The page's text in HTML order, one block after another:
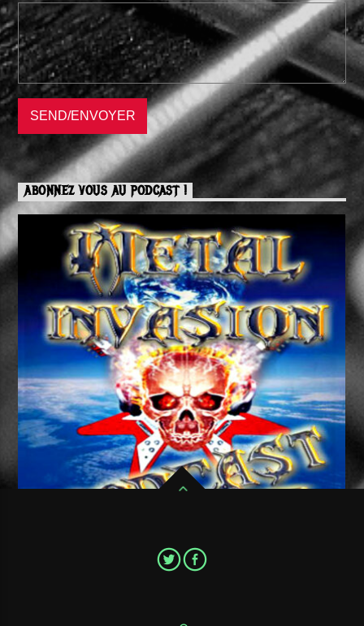
ABONNEZ VOUS AU PODCAST !
favorite,Metal Invasion Podcast, abonnez vous au flux RSS